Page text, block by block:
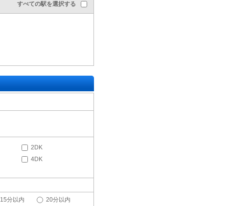
すべての駅を選択する
2DK
4DK
15分以内 20分以内